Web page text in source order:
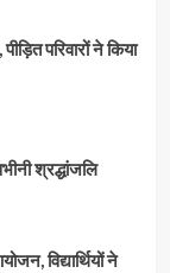
परिवारों ने किया
श्रद्धांजलि
विद्यार्थियों ने